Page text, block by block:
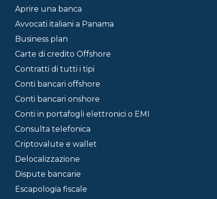
Aprire una banca
Avvocati italiani a Panama
Business plan
Carte di credito Offshore
Contratti di tutti i tipi
Conti bancari offshore
Conti bancari onshore
Conti in portafogli elettronici o EMI
Consulta telefonica
Criptovalute e wallet
Delocalizzazione
Dispute bancarie
Escapologia fiscale